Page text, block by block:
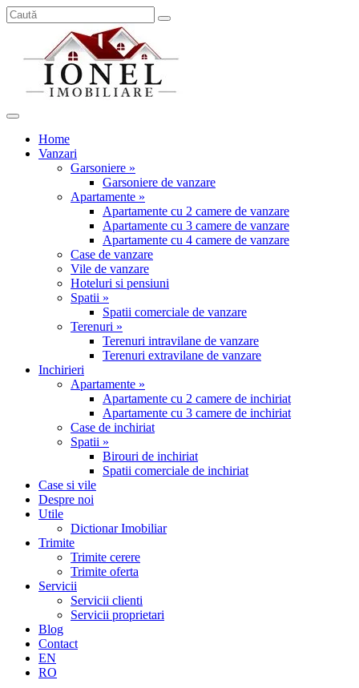
Home
Vanzari
Garsoniere »
Garsoniere de vanzare
Apartamente »
Apartamente cu 2 camere de vanzare
Apartamente cu 3 camere de vanzare
Apartamente cu 4 camere de vanzare
Case de vanzare
Vile de vanzare
Hoteluri si pensiuni
Spatii »
Spatii comerciale de vanzare
Terenuri »
Terenuri intravilane de vanzare
Terenuri extravilane de vanzare
Inchirieri
Apartamente »
Apartamente cu 2 camere de inchiriat
Apartamente cu 3 camere de inchiriat
Case de inchiriat
Spatii »
Birouri de inchiriat
Spatii comerciale de inchiriat
Case si vile
Despre noi
Utile
Dictionar Imobiliar
Trimite
Trimite cerere
Trimite oferta
Servicii
Servicii clienti
Servicii proprietari
Blog
Contact
EN
RO